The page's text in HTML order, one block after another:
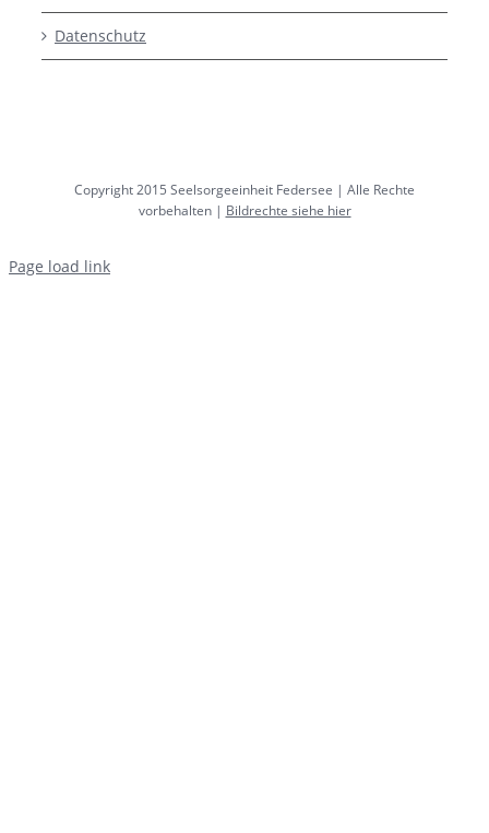
Datenschutz
Copyright 2015 Seelsorgeeinheit Federsee | Alle Rechte
vorbehalten | Bildrechte siehe hier
Page load link